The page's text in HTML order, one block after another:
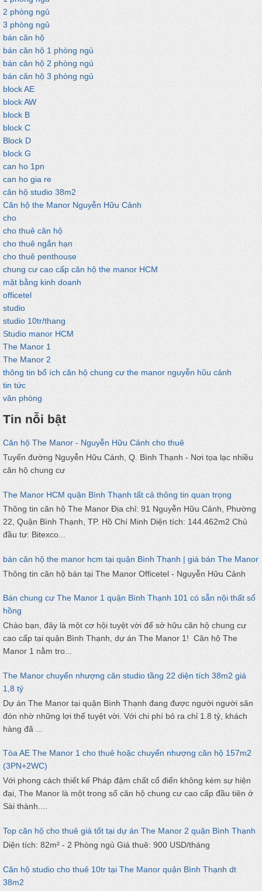
2 phòng ngủ
3 phòng ngủ
bán căn hộ
bán căn hộ 1 phòng ngủ
bán căn hộ 2 phòng ngủ
bán căn hộ 3 phòng ngủ
block AE
block AW
block B
block C
Block D
block G
can ho 1pn
can ho gia re
căn hộ studio 38m2
Căn hộ the Manor Nguyễn Hữu Cảnh
cho
cho thuê căn hộ
cho thuê ngắn hạn
cho thuê penthouse
chung cư cao cấp căn hộ the manor HCM
mặt bằng kinh doanh
officetel
studio
studio 10tr/thang
Studio manor HCM
The Manor 1
The Manor 2
thông tin bổ ích căn hộ chung cư the manor nguyễn hũu cảnh
tin tức
văn phòng
Tin nỗi bật
Căn hộ The Manor - Nguyễn Hữu Cảnh cho thuê
Tuyến đường Nguyễn Hữu Cảnh, Q. Bình Thạnh - Nơi tọa lạc nhiều
căn hộ chung cư
The Manor HCM quận Bình Thạnh tất cả thông tin quan trọng
Thông tin căn hộ The Manor Địa chỉ: 91 Nguyễn Hữu Cảnh, Phường
22, Quận Bình Thạnh, TP. Hồ Chí Minh Diện tích: 144.462m2 Chủ
đầu tư: Bitexco...
bán căn hộ the manor hcm tại quận Bình Thạnh | giá bán The Manor
Thông tin căn hộ bán tại The Manor Officetel - Nguyễn Hữu Cảnh
Bán chung cư The Manor 1 quận Bình Thạnh 101 có sẵn nội thất sổ
hồng
Chào bạn, đây là một cơ hội tuyệt vời để sở hữu căn hộ chung cư
cao cấp tại quận Bình Thạnh, dự án The Manor 1! Căn hộ The
Manor 1 nằm tro...
The Manor chuyển nhượng căn studio tầng 22 diện tích 38m2 giá
1,8 tỷ
Dự án The Manor tại quận Bình Thạnh đang được người người săn
đón nhờ những lợi thế tuyệt vời. Với chi phí bỏ ra chỉ 1.8 tỷ, khách
hàng đã ...
Tòa AE The Manor 1 cho thuê hoặc chuyển nhượng căn hộ 157m2
(3PN+2WC)
Với phong cách thiết kế Pháp đậm chất cổ điển không kém sự hiện
đại, The Manor là một trong số căn hộ chung cư cao cấp đầu tiên ở
Sài thành....
Top căn hộ cho thuê giá tốt tại dự án The Manor 2 quận Bình Thạnh
Diện tích: 82m² - 2 Phòng ngủ Giá thuê: 900 USD/tháng
Căn hộ studio cho thuê 10tr tại The Manor quận Bình Thạnh dt
38m2